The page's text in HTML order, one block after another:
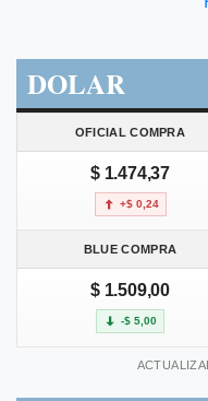
DOLAR
OFICIAL COMPRA
$ 1.474,37
+$ 0,24
BLUE COMPRA
$ 1.509,00
-$ 5,00